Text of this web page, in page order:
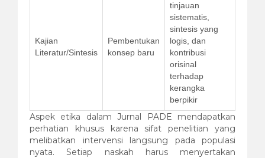
Kajian
Literatur/Sintesis
Pembentukan
konsep baru
tinjauan
sistematis,
sintesis yang
logis, dan
kontribusi
orisinal
terhadap
kerangka
berpikir
Aspek etika dalam Jurnal PADE mendapatkan
perhatian khusus karena sifat penelitian yang
melibatkan intervensi langsung pada populasi
nyata. Setiap naskah harus menyertakan